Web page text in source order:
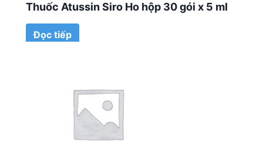
Thuốc Atussin Siro Ho hộp 30 gói x 5 ml
Đọc tiếp